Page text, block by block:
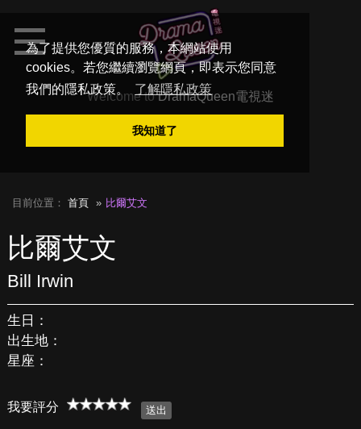
為了提供您優質的服務，本網站使用
cookies。若您繼續瀏覽網頁，即表示您同意
我們的隱私政策。
了解隱私政策
我知道了
Welcome toDramaQueen電視迷
目前位置： 首頁 比爾艾文
比爾艾文
Bill Irwin
生日：
出生地：
星座：
我要評分